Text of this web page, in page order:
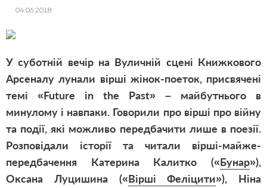
04.06.2018
У суботній вечір на Вуличній сцені Книжкового
Арсеналу лунали вірші жінок-поеток, присвячені
темі «Future in the Past» – майбутнього в
минулому і навпаки. Говорили про вірші про війну
та події, які можливо передбачити лише в поезії.
Розповідали історії та читали вірші-майже-
передбачення Катерина Калитко («Бунар»),
Оксана Луцишина («Вірші Феліцити»), Ніна